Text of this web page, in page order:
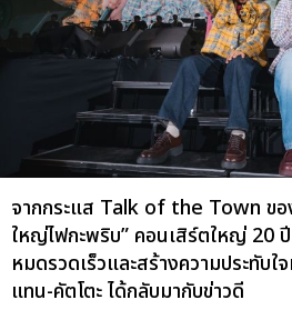
จากกระแส Talk of the Town ข
ใหญ่ไฟกะพริบ” คอนเสิร์ตใหญ่ 20
หมดรวดเร็วและสร้างความประทับ
แทน-คัตโตะ ได้กลับมากับข่าวดี